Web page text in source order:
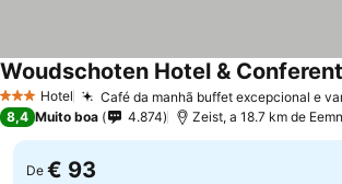
3 EstrelasHotel Café da manhã buffet excepcional e
Woudschoten Hotel &
8,4 Muito boa 4.874 Zeist, a 18.7 km de
De € 93